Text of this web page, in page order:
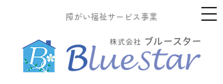
障がい福祉サービス事業